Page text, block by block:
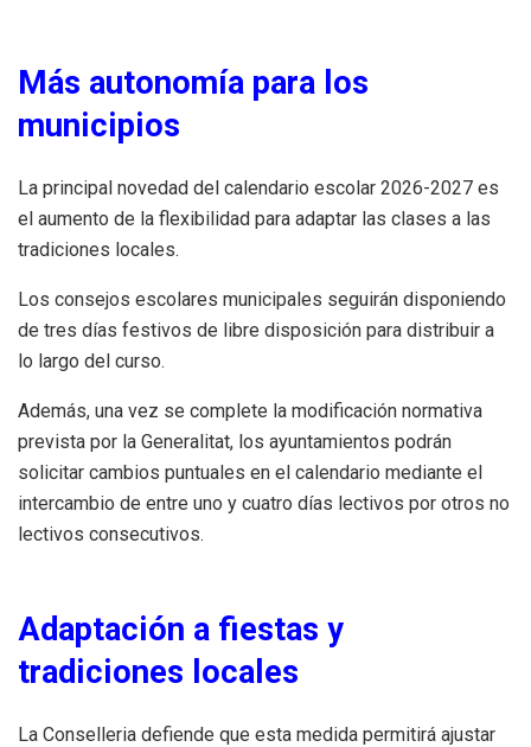
Más autonomía para los
municipios
La principal novedad del calendario escolar 2026-2027 es
el aumento de la flexibilidad para adaptar las clases a las
tradiciones locales.
Los consejos escolares municipales seguirán disponiendo
de tres días festivos de libre disposición para distribuir a
lo largo del curso.
Además, una vez se complete la modificación normativa
prevista por la Generalitat, los ayuntamientos podrán
solicitar cambios puntuales en el calendario mediante el
intercambio de entre uno y cuatro días lectivos por otros no
lectivos consecutivos.
Adaptación a fiestas y
tradiciones locales
La Conselleria defiende que esta medida permitirá ajustar